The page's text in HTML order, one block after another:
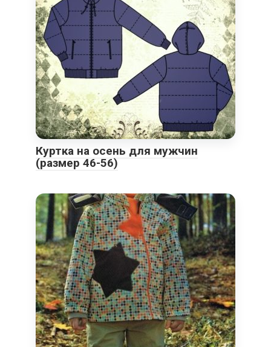
Куртка на осень для мужчин
(размер 46-56)